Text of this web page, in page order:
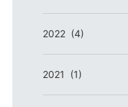
2022 (4)
2021 (1)